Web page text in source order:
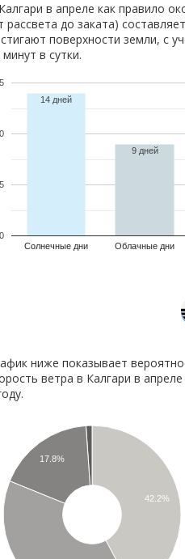
в апреле как правило
рассвета до заката)
поверхности земли, с
минут в сутки.
Солнечные дни Облачные дни
0
5
14 дней
9 дней
ниже показывает
ветра в Калгари в
42.2%
17.8%